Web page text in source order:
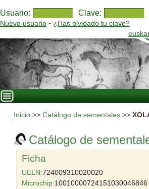
Usuario: Clave:
Nuevo usuario - ¿Has olvidado tu clave?
Inicio>> Catálogo de sementales>>
Catálogo de
Ficha
UELN:724009310020020
Microchip:10010000724151030046846